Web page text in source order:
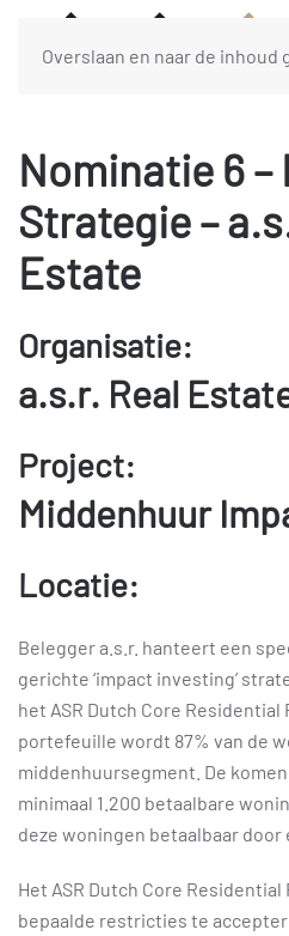
Overslaan en naar de inhoud
Nominatie 6
Strategie –
Estate
Organisatie:
a.s.r. Real
Project:
Middenhuur
Locatie:
Belegger a.s.r. hanteert een
gerichte ‘impact investing’
het ASR Dutch Core
portefeuille wordt 87% van de
middenhuursegment. De
minimaal 1.200 betaalbare
deze woningen betaalbaar door
Het ASR Dutch Core
bepaalde restricties te